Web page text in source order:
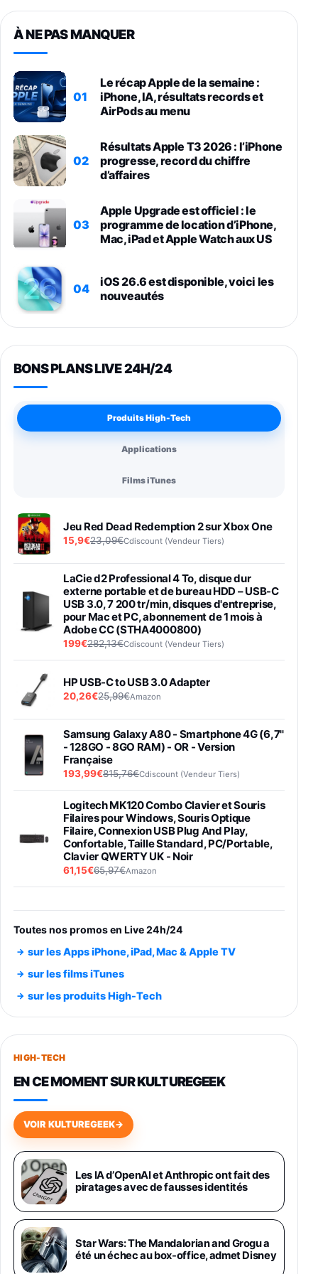
À NE PAS MANQUER
01
Le récap Apple de la semaine :
iPhone, IA, résultats records et
AirPods au menu
02
Résultats Apple T3 2026 : l’iPhone
progresse, record du chiffre
d’affaires
03
Apple Upgrade est officiel : le
programme de location d’iPhone,
Mac, iPad et Apple Watch aux US
04
iOS 26.6 est disponible, voici les
nouveautés
BONS PLANS LIVE 24H/24
Produits High-Tech
Applications
Films iTunes
Jeu Red Dead Redemption 2 sur Xbox One
15,9€23,09€Cdiscount (Vendeur Tiers)
LaCie d2 Professional 4 To, disque dur
externe portable et de bureau HDD – USB-C
USB 3.0, 7 200 tr/min, disques d'entreprise,
pour Mac et PC, abonnement de 1 mois à
Adobe CC (STHA4000800)
199€282,13€Cdiscount (Vendeur Tiers)
HP USB-C to USB 3.0 Adapter
20,26€25,99€Amazon
Samsung Galaxy A80 - Smartphone 4G (6,7''
- 128GO - 8GO RAM) - OR - Version
Française
193,99€815,76€Cdiscount (Vendeur Tiers)
Logitech MK120 Combo Clavier et Souris
Filaires pour Windows, Souris Optique
Filaire, Connexion USB Plug And Play,
Confortable, Taille Standard, PC/Portable,
Clavier QWERTY UK - Noir
61,15€65,97€Amazon
entraénement direct 3 vitesses (33-45-78
trs/min) avec pre-ampli intégré et port USB
Smartphone SAMSUNG Galaxy S26 Ultra
891,99€1199€Fnac (Vendeur Tiers)
Smartphone SAMSUNG Galaxy S26+ Violet
749,99€
648,63€834,71€
Samsung Galaxy Miracle Ultra, Smartphone
Android 5G avec Galaxy AI, 512 Go,
Chargeur Secteur Rapide 25W Inclus,
Smartphone déverrouillé, Noir, Version FR
1019€
Galaxy S26 Ultra 512 Go Bleu
1019€1399€Fnac (Vendeur Tiers)
Toutes nos promos en Live 24h/24
sur les Apps iPhone, iPad, Mac & Apple TV
sur les films iTunes
sur les produits High-Tech
HIGH-TECH
EN CE MOMENT SUR KULTUREGEEK
VOIR KULTUREGEEK→
Les IA d’OpenAI et Anthropic ont fait des
piratages avec de fausses identités
Star Wars: The Mandalorian and Grogu a
été un échec au box-office, admet Disney